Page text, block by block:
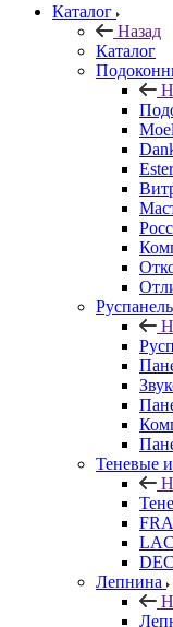
Каталог
Назад
Каталог
Руспанель
Теневые
Лепнина